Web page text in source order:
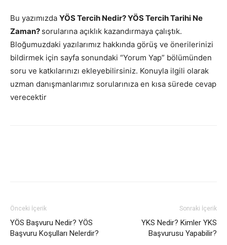
Bu yazımızda YÖS Tercih Nedir? YÖS Tercih Tarihi Ne
Zaman? sorularına açıklık kazandırmaya çalıştık.
Bloğumuzdaki yazılarımız hakkında görüş ve önerilerinizi
bildirmek için sayfa sonundaki “Yorum Yap” bölümünden
soru ve katkılarınızı ekleyebilirsiniz. Konuyla ilgili olarak
uzman danışmanlarımız sorularınıza en kısa sürede cevap
verecektir
Önceki İçerik
YÖS Başvuru Nedir? YÖS
Başvuru Koşulları Nelerdir?
Sonraki İçerik
YKS Nedir? Kimler YKS
Başvurusu Yapabilir?